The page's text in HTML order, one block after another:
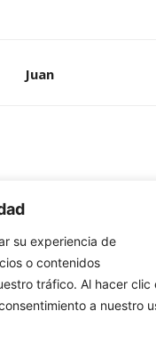
su experiencia de
o contenidos
tráfico. Al hacer clic
a nuestro
Juan
sobre la Iglesia
Cristianas